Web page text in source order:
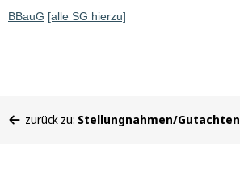
BBauG [alle SG hierzu]
befinden
zurück zu: Stellungnahmen/Gutachten